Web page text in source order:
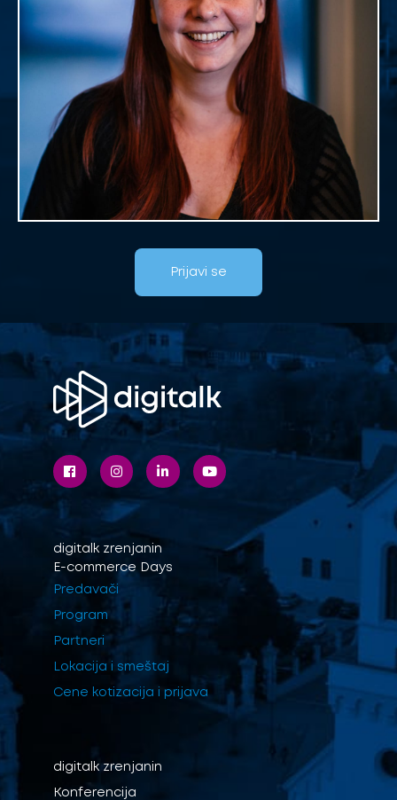
Prijavi se
digitalk zrenjanin
E-commerce Days
Predavači
Program
Partneri
Lokacija i smeštaj
Cene kotizacija i prijava
digitalk zrenjanin
Konferencija